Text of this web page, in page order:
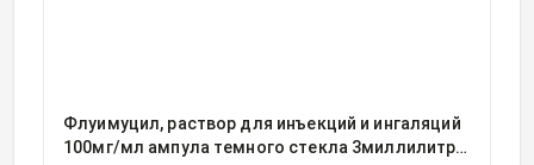
Флуимуцил, раствор для инъекций и ингаляций
100мг/мл ампула темного стекла 3миллилитр,